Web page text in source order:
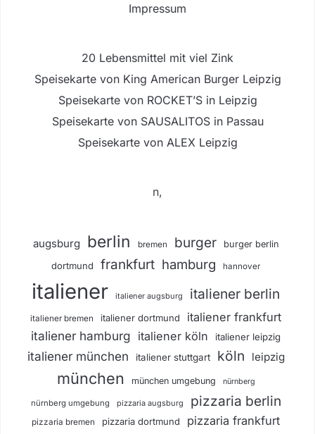
Impressum
20 Lebensmittel mit viel Zink
Speisekarte von King American Burger Leipzig
Speisekarte von ROCKET’S in Leipzig
Speisekarte von SAUSALITOS in Passau
Speisekarte von ALEX Leipzig
n,
augsburg berlin bremen burger burger berlin
dortmund frankfurt hamburg hannover
italiener italiener augsburg italiener berlin
italiener bremen italiener dortmund italiener frankfurt
italiener hamburg italiener köln italiener leipzig
italiener münchen italiener stuttgart köln leipzig
münchen münchen umgebung nürnberg
nürnberg umgebung pizzaria augsburg pizzaria berlin
pizzaria bremen pizzaria dortmund pizzaria frankfurt